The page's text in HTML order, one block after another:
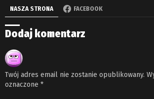
NASZA STRONA FACEBOOK
Dodaj komentarz
Twój adres email nie zostanie opublikowany.
oznaczone *